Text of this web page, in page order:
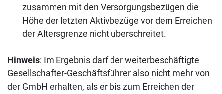
zusammen mit den Versorgungsbezügen die
Höhe der letzten Aktivbezüge vor dem Erreichen
der Altersgrenze nicht überschreitet.
Hinweis: Im Ergebnis darf der weiterbeschäftigte
Gesellschafter-Geschäftsführer also nicht mehr von
der GmbH erhalten, als er bis zum Erreichen der